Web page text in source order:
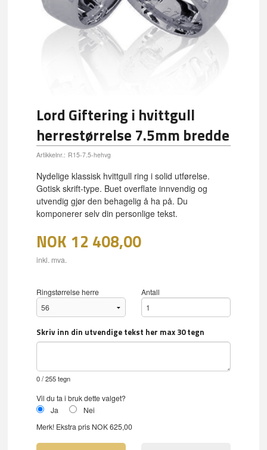
Lord Giftering i hvittgull
herrestørrelse 7.5mm bredde
Artikkelnr.: R15-7.5-hehvg
Nydelige klassisk hvittgull ring i solid utførelse.
Gotisk skrift-type. Buet overflate innvendig og
utvendig gjør den behagelig å ha på. Du
komponerer selv din personlige tekst.
NOK 12 408,00
inkl. mva.
Ringstørrelse herre Antall
Skriv inn din utvendige tekst her max 30 tegn
0/ 255 tegn
Vil du ta i bruk dette valget?
Ja
Nei
Merk! Ekstra pris NOK 625,00